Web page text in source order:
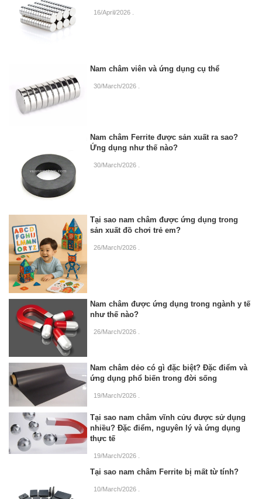
16/April/2026
Nam châm viên và ứng dụng cụ thể
30/March/2026
Nam châm Ferrite được sản xuất ra sao?
Ứng dụng như thế nào?
30/March/2026
Tại sao nam châm được ứng dụng trong
sản xuất đồ chơi trẻ em?
26/March/2026
Nam châm được ứng dụng trong ngành y tế
như thế nào?
26/March/2026 .
Nam châm dẻo có gì đặc biệt? Đặc điểm và
ứng dụng phổ biến trong đời sống
19/March/2026 .
Tại sao nam châm vĩnh cửu được sử dụng
nhiều? Đặc điểm, nguyên lý và ứng dụng
thực tế
19/March/2026 .
Tại sao nam châm Ferrite bị mất từ tính?
10/March/2026 .